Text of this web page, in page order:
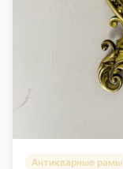
Антикварные рамы